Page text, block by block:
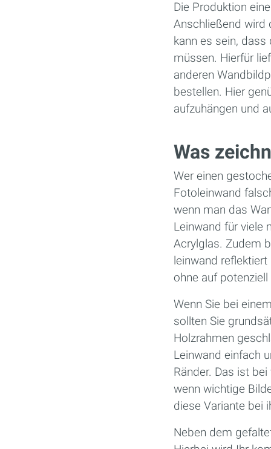
Die Produktion
Anschließend wird
kann es sein, dass
müssen. Hierfür
anderen
bestellen. Hier
aufzuhängen und
Was
Wer einen
Foto­leinwand
wenn man das
Leinwand für viele
Acrylglas. Zudem
leinwand
ohne auf
Wenn Sie bei
sollten Sie
Holzrahmen
Leinwand einfach
Ränder. Das ist
wenn wichtige
diese Variante bei
Neben dem